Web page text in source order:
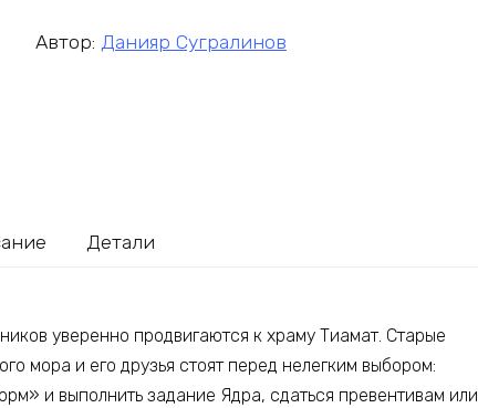
Автор: Данияр Сугралинов
Детали
уверенно продвигаются к храму Тиамат. Старые
мора и его друзья стоят перед нелегким выбором:
и выполнить задание Ядра, сдаться превентивам или